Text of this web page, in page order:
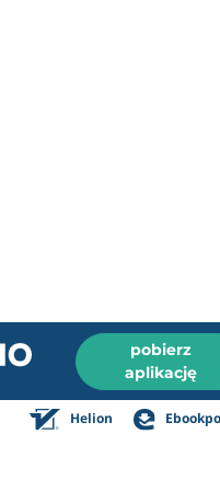
pobierz
aplikację
Helion